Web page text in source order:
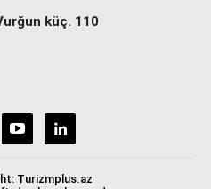
küç. 110
Turizmplus.az